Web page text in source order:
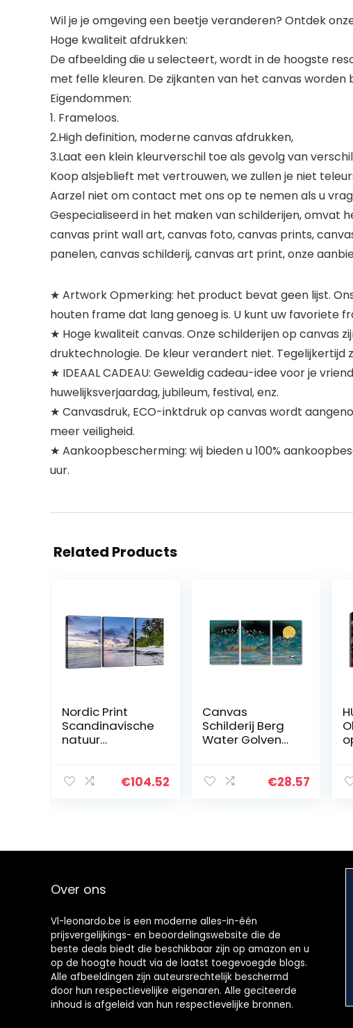
Wil je je omgeving een beetje veranderen? Ontdek
Hoge kwaliteit afdrukken:
De afbeelding die u selecteert, wordt in de hoogste
met felle kleuren. De zijkanten van het canvas
Eigendommen:
1. Frameloos.
2.High definition, moderne canvas afdrukken,
3.Laat een klein kleurverschil toe als gevolg van
Koop alsjeblieft met vertrouwen, we zullen je niet
Aarzel niet om contact met ons op te nemen als u
Gespecialiseerd in het maken van schilderijen, omvat
canvas print wall art, canvas foto, canvas prints,
panelen, canvas schilderij, canvas art print, onze
★ Artwork Opmerking: het product bevat geen lijst.
houten frame dat lang genoeg is. U kunt uw favoriete
★ Hoge kwaliteit canvas. Onze schilderijen op canvas
druktechnologie. De kleur verandert niet. Tegelijkertijd
★ IDEAAL CADEAU: Geweldig cadeau-idee voor je
huwelijksverjaardag, jubileum, festival, enz.
★ Canvasdruk, ECO-inktdruk op canvas wordt
meer veiligheid.
★ Aankoopbescherming: wij bieden u 100%
uur.
Related Products
Nordic Print
Scandinavische
natuur
bergzee boot
€104.52
Canvas
Schilderij Berg
Water Golven
Poster Wall Art
€28.57
Over ons
Vl-leonardo.be is een moderne alles-in-één
prijsvergelijkings- en beoordelingswebsite die de
beste deals biedt die beschikbaar zijn op amazon en u
op de hoogte houdt via de laatst toegevoegde blogs.
Alle afbeeldingen zijn auteursrechtelijk beschermd
door hun respectievelijke eigenaren. Alle geciteerde
inhoud is afgeleid van hun respectievelijke bronnen.